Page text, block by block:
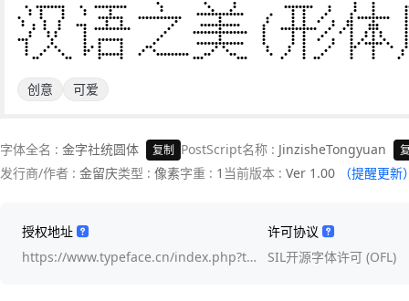
汉语之美(形
创意 可爱
字体全名 : 金字社统圆体 复制 PostScript名称 : JinzisheTongyuan
发行商/作者 : 金留庆类型 : 像素字重 : 1 当前版本 : Ver 1.00 （提醒更新
授权地址
https://www.typeface.cn/index.php?t…
许可协议
SIL开源字体许可 (OFL)